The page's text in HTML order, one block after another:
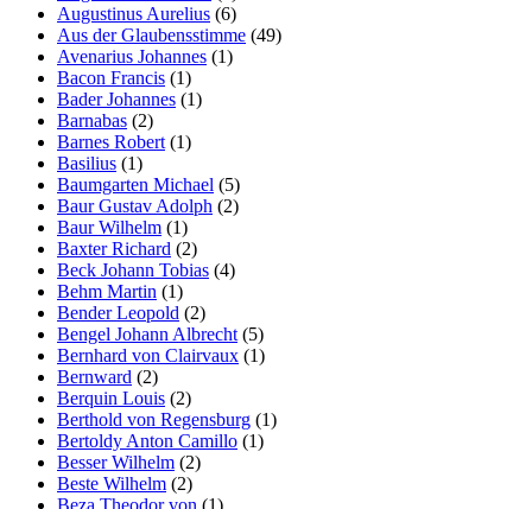
Augustinus Aurelius (6)
Aus der Glaubensstimme (49)
Avenarius Johannes (1)
Bacon Francis (1)
Bader Johannes (1)
Barnabas (2)
Barnes Robert (1)
Basilius (1)
Baumgarten Michael (5)
Baur Gustav Adolph (2)
Baur Wilhelm (1)
Baxter Richard (2)
Beck Johann Tobias (4)
Behm Martin (1)
Bender Leopold (2)
Bengel Johann Albrecht (5)
Bernhard von Clairvaux (1)
Bernward (2)
Berquin Louis (2)
Berthold von Regensburg (1)
Bertoldy Anton Camillo (1)
Besser Wilhelm (2)
Beste Wilhelm (2)
Beza Theodor von (1)